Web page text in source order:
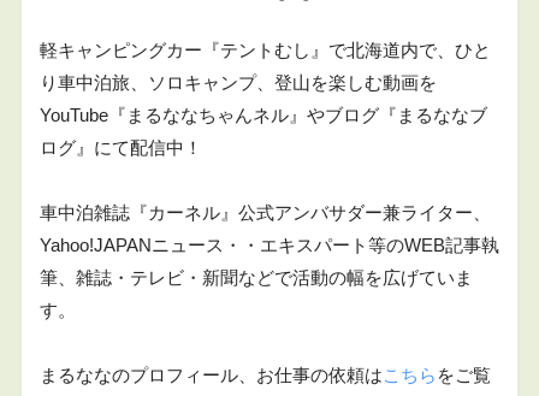
軽キャンピングカー『テントむし』で北海道内で、ひと
り車中泊旅、ソロキャンプ、登山を楽しむ動画を
YouTube『まるななちゃんネル』やブログ『まるななブ
ログ』にて配信中！
車中泊雑誌『カーネル』公式アンバサダー兼ライター、
Yahoo!JAPANニュース・・エキスパート等のWEB記事執
筆、雑誌・テレビ・新聞などで活動の幅を広げていま
す。
まるななのプロフィール、お仕事の依頼はこちら をご覧